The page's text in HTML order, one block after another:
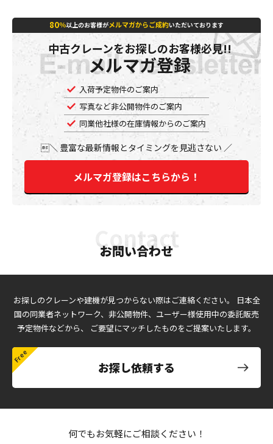
80％以上のお客様がメルマガからご成約いただいております
中古クレーンをお探しのお客様必見!!
メルマガ登録
入荷予定物件のご案内
写真など非公開物件のご案内
同業他社様の在庫情報からのご案内
豊富な最新情報とタイミングを見逃さない
メルマガ登録はこちらから！
お問い合わせ
お探しのクレーンや建機が見つからない際はご連絡ください。
日本全
国の同業者ネットワーク、非公開物件、ユーザー様使用中の委託販売
予定物件などから、
ご要望にマッチしたものをご提案いたします。
お探し依頼する
何でもお気軽にご相談ください！